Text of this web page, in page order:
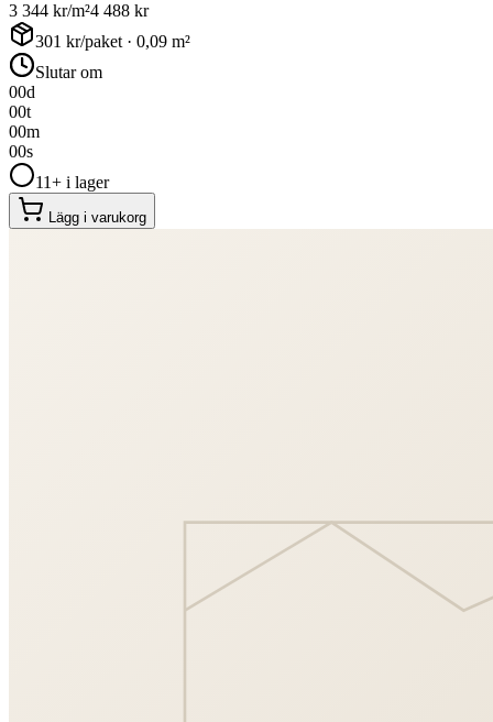
3 344 kr/m²4 488 kr
301 kr/paket · 0,09 m²
Slutar om
00d
00t
00m
00s
11+ i lager
Lägg i varukorg